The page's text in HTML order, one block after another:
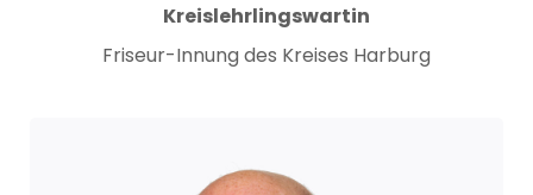
Kreislehrlingswartin
Friseur-Innung des Kreises Harburg